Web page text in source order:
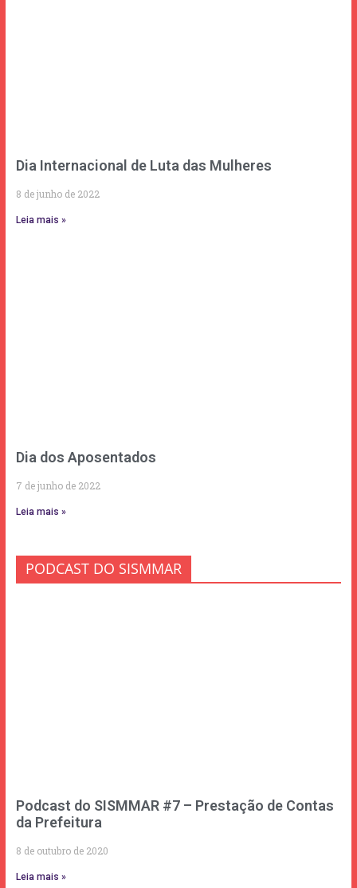
Dia Internacional de Luta das Mulheres
8 de junho de 2022
Leia mais »
Dia dos Aposentados
7 de junho de 2022
Leia mais »
PODCAST DO SISMMAR
Podcast do SISMMAR #7 – Prestação de Contas
da Prefeitura
8 de outubro de 2020
Leia mais »